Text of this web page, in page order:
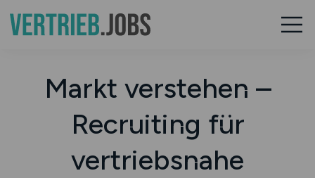
Markt verstehen –
Recruiting für
vertriebsnahe